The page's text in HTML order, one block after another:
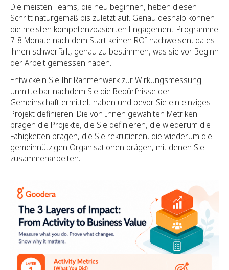
Die meisten Teams, die neu beginnen, heben diesen
Schritt naturgemäß bis zuletzt auf. Genau deshalb können
die meisten kompetenzbasierten Engagement-Programme
7-8 Monate nach dem Start keinen ROI nachweisen, da es
ihnen schwerfällt, genau zu bestimmen, was sie vor Beginn
der Arbeit gemessen haben.
Entwickeln Sie Ihr Rahmenwerk zur Wirkungsmessung
unmittelbar nachdem Sie die Bedürfnisse der
Gemeinschaft ermittelt haben und bevor Sie ein einziges
Projekt definieren. Die von Ihnen gewählten Metriken
prägen die Projekte, die Sie definieren, die wiederum die
Fähigkeiten prägen, die Sie rekrutieren, die wiederum die
gemeinnützigen Organisationen prägen, mit denen Sie
zusammenarbeiten.